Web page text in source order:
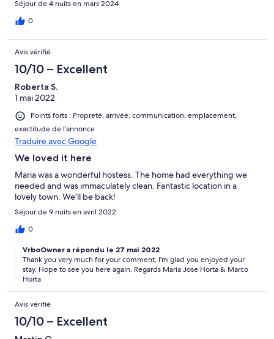
Séjour de 4 nuits en mars 2024
0
Avis vérifié
10/10 – Excellent
Roberta S.
1 mai 2022
Points forts : Propreté, arrivée, communication, emplacement,
exactitude de l’annonce
Traduire avec Google
We loved it here
Maria was a wonderful hostess. The home had everything we
needed and was immaculately clean. Fantastic location in a
lovely town. We’ll be back!
Séjour de 9 nuits en avril 2022
0
VrboOwner a répondu le 27 mai 2022
Thank you very much for your comment, I'm glad you enjoyed your
stay. Hope to see you here again. Regards Maria Jose Horta & Marco
Horta
Avis vérifié
10/10 – Excellent